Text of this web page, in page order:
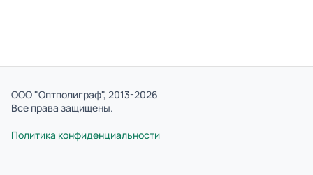
ООО "Оптполиграф", 2013-2026
Все права защищены.
Политика конфиденциальности